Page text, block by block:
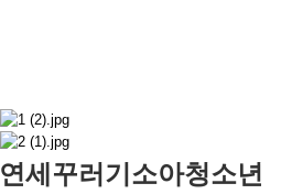
연세꾸러기소아청소년